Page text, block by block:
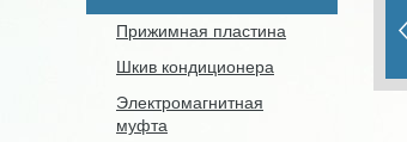
Прижимная пластина
Шкив кондиционера
Электромагнитная
муфта